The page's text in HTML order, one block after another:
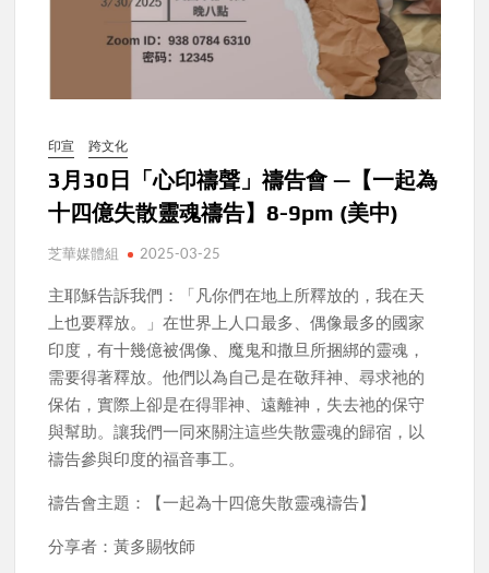
印宣 跨文化
3月30日「心印禱聲」禱告會 —【一起為
十四億失散靈魂禱告】8-9pm (美中)
芝華媒體組 2025-03-25
主耶穌告訴我們：「凡你們在地上所釋放的，我在天
上也要釋放。」在世界上人口最多、偶像最多的國家
印度，有十幾億被偶像、魔鬼和撒旦所捆綁的靈魂，
需要得著釋放。他們以為自己是在敬拜神、尋求祂的
保佑，實際上卻是在得罪神、遠離神，失去祂的保守
與幫助。讓我們一同來關注這些失散靈魂的歸宿，以
禱告參與印度的福音事工。
禱告會主題：【一起為十四億失散靈魂禱告】
分享者：黃多賜牧師